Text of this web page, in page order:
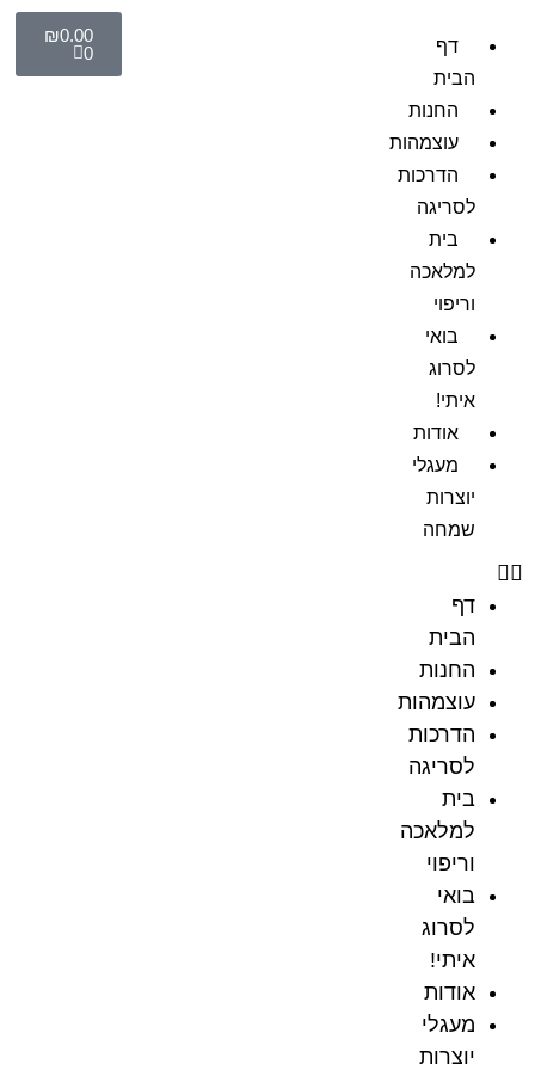
דף
הבית
החנות
עוצמהות
הדרכות
לסריגה
בית
למלאכה
וריפוי
בואי
לסרוג
איתי!
אודות
מעגלי
יוצרות
שמחה
דף
הבית
החנות
עוצמהות
הדרכות
לסריגה
בית
למלאכה
וריפוי
בואי
לסרוג
איתי!
אודות
מעגלי
יוצרות
₪0.00
0